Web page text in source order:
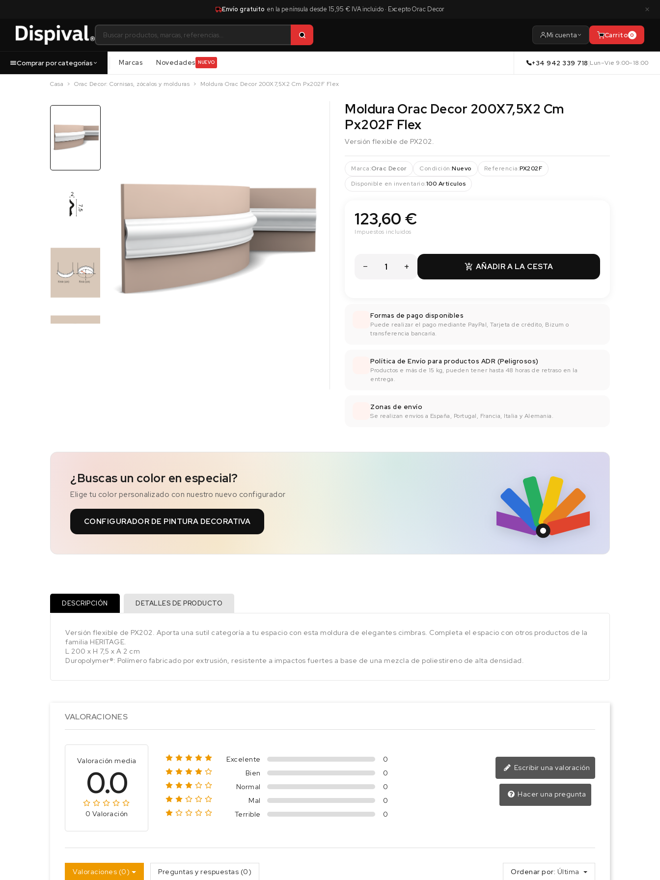
Envío gratuito en la península desde 15,95 € IVA incluido · Excepto Orac Decor ×
Mi cuenta Carrito 0
Comprar por categorías Marcas Novedades NUEVO +34 942 339 718|Lun–Vie 9:00–18:00
Casa Orac Decor: Cornisas, zócalos y molduras Moldura Orac Decor 200X7,5X2 Cm Px202F Flex
Moldura Orac Decor 200X7,5X2 Cm
Px202F Flex
Versión flexible de PX202.
Marca:Orac Decor Condición:Nuevo Referencia:PX202F
Disponible en inventario:100 Artículos
123,60 €
Impuestos incluidos
 AÑADIR A LA CESTA
Formas de pago disponibles
Puede realizar el pago mediante PayPal, Tarjeta de crédito, Bizum o
transferencia bancaría.
Política de Envío para productos ADR (Peligrosos)
Productos e más de 15 kg, pueden tener hasta 48 horas de retraso en la
entrega.
Zonas de envío
Se realizan envíos a España, Portugal, Francia, Italia y Alemania.
¿Buscas un color en especial?
Elige tu color personalizado con nuestro nuevo configurador
CONFIGURADOR DE PINTURA DECORATIVA
DESCRIPCIÓN DETALLES DE PRODUCTO
Versión flexible de PX202. Aporta una sutil categoría a tu espacio con esta moldura de elegantes cimbras. Completa el espacio con otros productos de la
familia HERITAGE.
L 200 x H 7,5 x A 2 cm
Duropolymer®: Polímero fabricado por extrusión, resistente a impactos fuertes a base de una mezcla de poliestireno de alta densidad.
VALORACIONES
Valoración media
0.0
0 Valoración
Excelente
0
Bien
0
Normal
0
Mal
0
Terrible
0
Escribir una valoración
Hacer una pregunta
Valoraciones (0) Preguntas y respuestas (0) Ordenar por: Última